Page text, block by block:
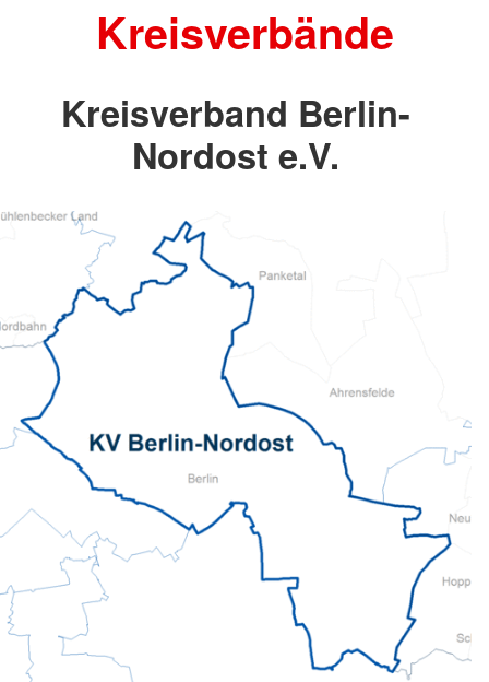
Kreisverbände
Kreisverband Berlin-
Nordost e.V.